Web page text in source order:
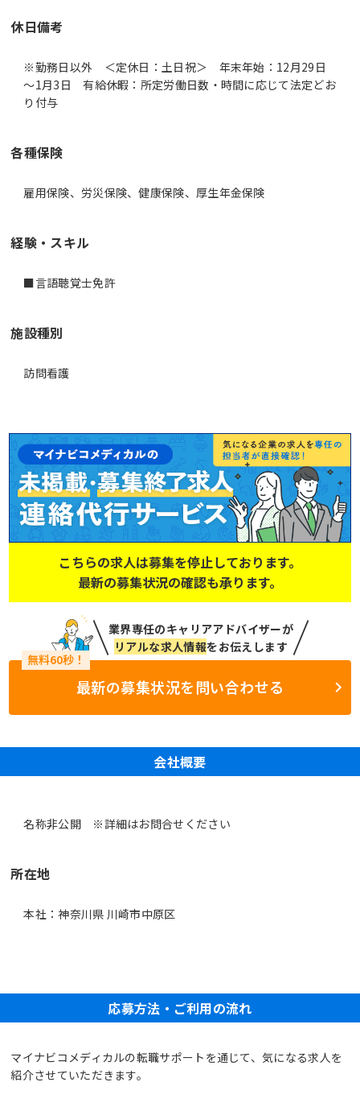
休日備考
※勤務日以外 ＜定休日：土日祝＞ 年末年始：12月29日
～1月3日 有給休暇：所定労働日数・時間に応じて法定どお
り付与
各種保険
雇用保険、労災保険、健康保険、厚生年金保険
経験・スキル
■言語聴覚士免許
施設種別
訪問看護
こちらの求人は募集を停止しております。
最新の募集状況の確認も承ります。
業界専任のキャリアアドバイザーが
リアルな求人情報をお伝えします
最新の募集状況を問い合わせる
会社概要
名称非公開 ※詳細はお問合せください
所在地
本社：神奈川県 川崎市中原区
応募方法・ご利用の流れ
マイナビコメディカルの転職サポートを通じて、気になる求人を
紹介させていただきます。